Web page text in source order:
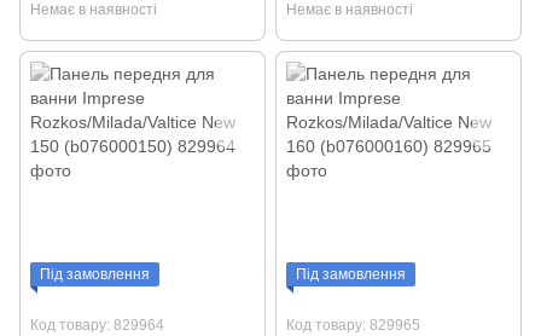
Немає в наявності Немає в наявності
Під замовлення
Код товару: 829964
Під замовлення
Код товару: 829965